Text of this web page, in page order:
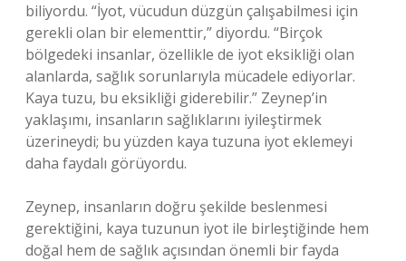
biliyordu. “İyot, vücudun düzgün çalışabilmesi için
gerekli olan bir elementtir,” diyordu. “Birçok
bölgedeki insanlar, özellikle de iyot eksikliği olan
alanlarda, sağlık sorunlarıyla mücadele ediyorlar.
Kaya tuzu, bu eksikliği giderebilir.” Zeynep’in
yaklaşımı, insanların sağlıklarını iyileştirmek
üzerineydi; bu yüzden kaya tuzuna iyot eklemeyi
daha faydalı görüyordu.
Zeynep, insanların doğru şekilde beslenmesi
gerektiğini, kaya tuzunun iyot ile birleştiğinde hem
doğal hem de sağlık açısından önemli bir fayda